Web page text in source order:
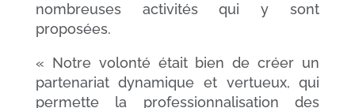
nombreuses activités qui y sont
proposées.
« Notre volonté était bien de créer un
partenariat dynamique et vertueux, qui
permette la professionnalisation des